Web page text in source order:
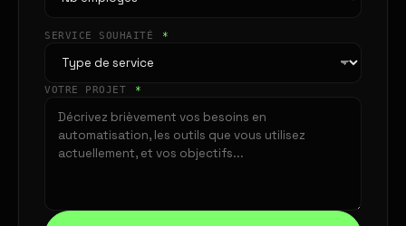
SERVICE SOUHAITÉ *
VOTRE PROJET *